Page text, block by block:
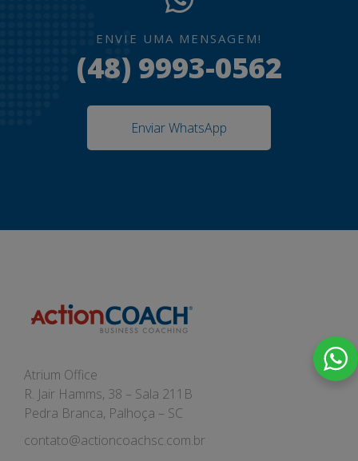
ENVIE UMA MENSAGEM!
(48) 9993-0562
Enviar WhatsApp
Atrium Office
R. Jair Hamms, 38 – Sala 211B
Pedra Branca, Palhoça – SC
contato@actioncoachsc.com.br